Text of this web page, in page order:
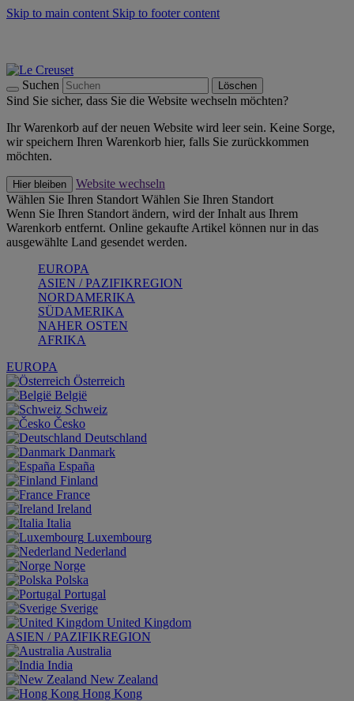
Skip to main content Skip to footer content
Suchen Löschen
Sind Sie sicher, dass Sie die Website wechseln möchten?
Ihr Warenkorb auf der neuen Website wird leer sein. Keine Sorge,
wir speichern Ihren Warenkorb hier, falls Sie zurückkommen
möchten.
Hier bleiben
Website wechseln
Wählen Sie Ihren Standort Wählen Sie Ihren Standort
Wenn Sie Ihren Standort ändern, wird der Inhalt aus Ihrem
Warenkorb entfernt. Online gekaufte Artikel können nur in das
ausgewählte Land gesendet werden.
EUROPA
ASIEN / PAZIFIKREGION
NORDAMERIKA
SÜDAMERIKA
NAHER OSTEN
AFRIKA
EUROPA
Österreich
België
Schweiz
Česko
Deutschland
Danmark
España
Finland
France
Ireland
Italia
Luxembourg
Nederland
Norge
Polska
Portugal
Sverige
United Kingdom
ASIEN / PAZIFIKREGION
Australia
India
New Zealand
Hong Kong